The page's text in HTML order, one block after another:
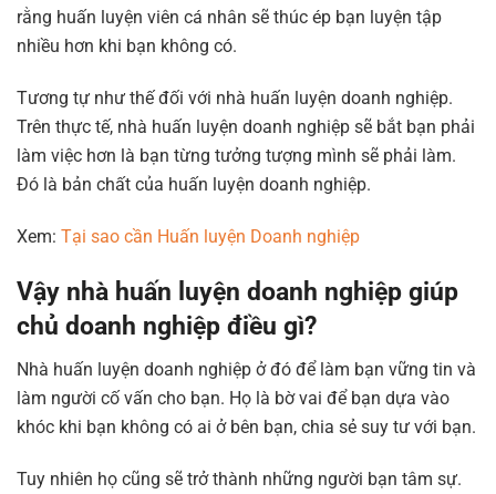
rằng huấn luyện viên cá nhân sẽ thúc ép bạn luyện tập
nhiều hơn khi bạn không có.
Tương tự như thế đối với nhà huấn luyện doanh nghiệp.
Trên thực tế, nhà huấn luyện doanh nghiệp sẽ bắt bạn phải
làm việc hơn là bạn từng tưởng tượng mình sẽ phải làm.
Đó là bản chất của huấn luyện doanh nghiệp.
Xem: Tại sao cần Huấn luyện Doanh nghiệp
Vậy nhà huấn luyện doanh nghiệp giúp
chủ doanh nghiệp điều gì?
Nhà huấn luyện doanh nghiệp ở đó để làm bạn vững tin và
làm người cố vấn cho bạn. Họ là bờ vai để bạn dựa vào
khóc khi bạn không có ai ở bên bạn, chia sẻ suy tư với bạn.
Tuy nhiên họ cũng sẽ trở thành những người bạn tâm sự.